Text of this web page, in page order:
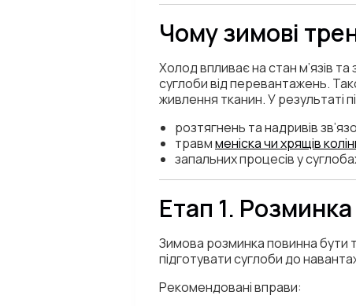
Чому зимові
Холод впливає на стан м’язів
суглоби від перевантажень.
живлення тканин. У результаті
розтягнень та надривів
травмменіска чи хрящів
запальних процесів у
Етап 1. Розминка
Зимова розминка повинна бути
підготувати суглоби до
Рекомендовані вправи: